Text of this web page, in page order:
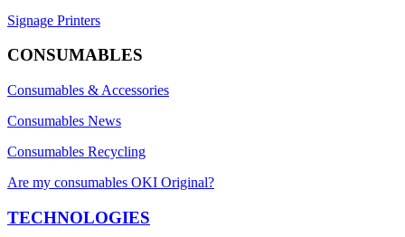
Signage Printers
CONSUMABLES
Consumables & Accessories
Consumables News
Consumables Recycling
Are my consumables OKI Original?
TECHNOLOGIES